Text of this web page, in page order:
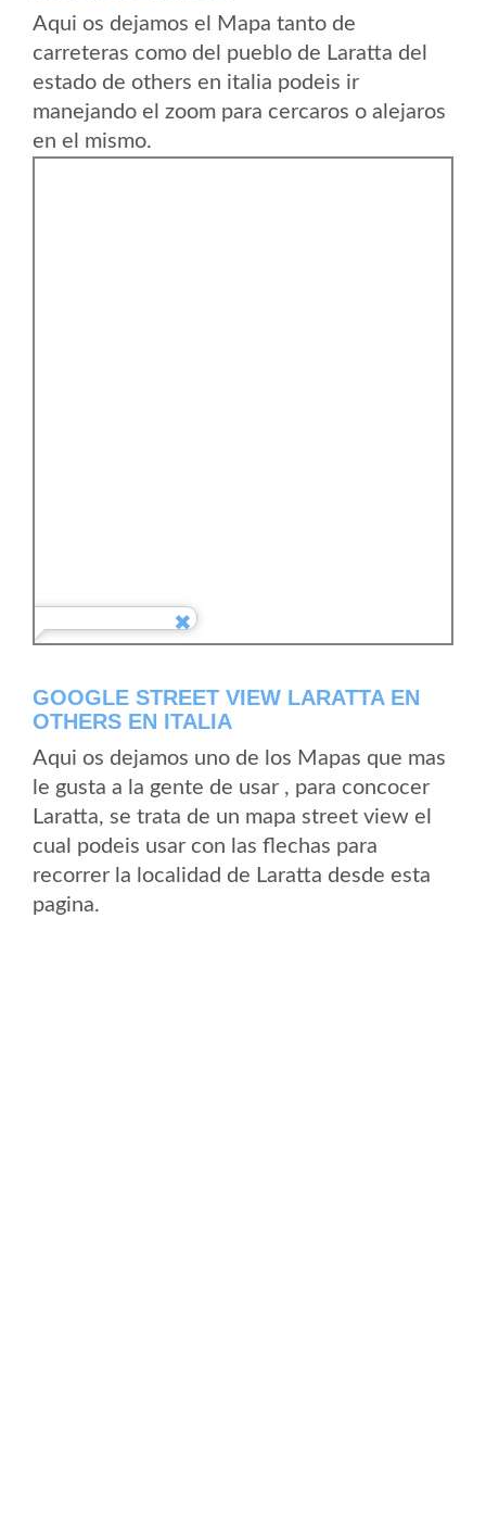
Aqui os dejamos el Mapa tanto de
carreteras como del pueblo de Laratta del
estado de others en italia podeis ir
manejando el zoom para cercaros o alejaros
en el mismo.
GOOGLE STREET VIEW LARATTA EN
OTHERS EN ITALIA
Aqui os dejamos uno de los Mapas que mas
le gusta a la gente de usar , para concocer
Laratta, se trata de un mapa street view el
cual podeis usar con las flechas para
recorrer la localidad de Laratta desde esta
pagina.